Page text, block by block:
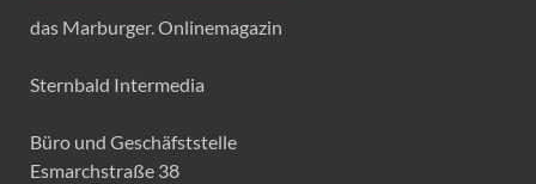
das Marburger. Onlinemagazin
Sternbald Intermedia
Büro und Geschäfststelle
Esmarchstraße 38